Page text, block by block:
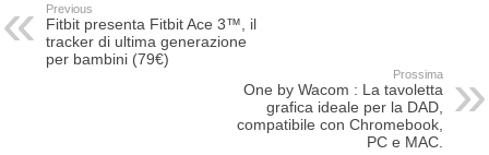
Previous
Fitbit presenta Fitbit Ace 3™, il
tracker di ultima generazione
per bambini (79€)
Prossima
One by Wacom : La tavoletta
grafica ideale per la DAD,
compatibile con Chromebook,
PC e MAC.